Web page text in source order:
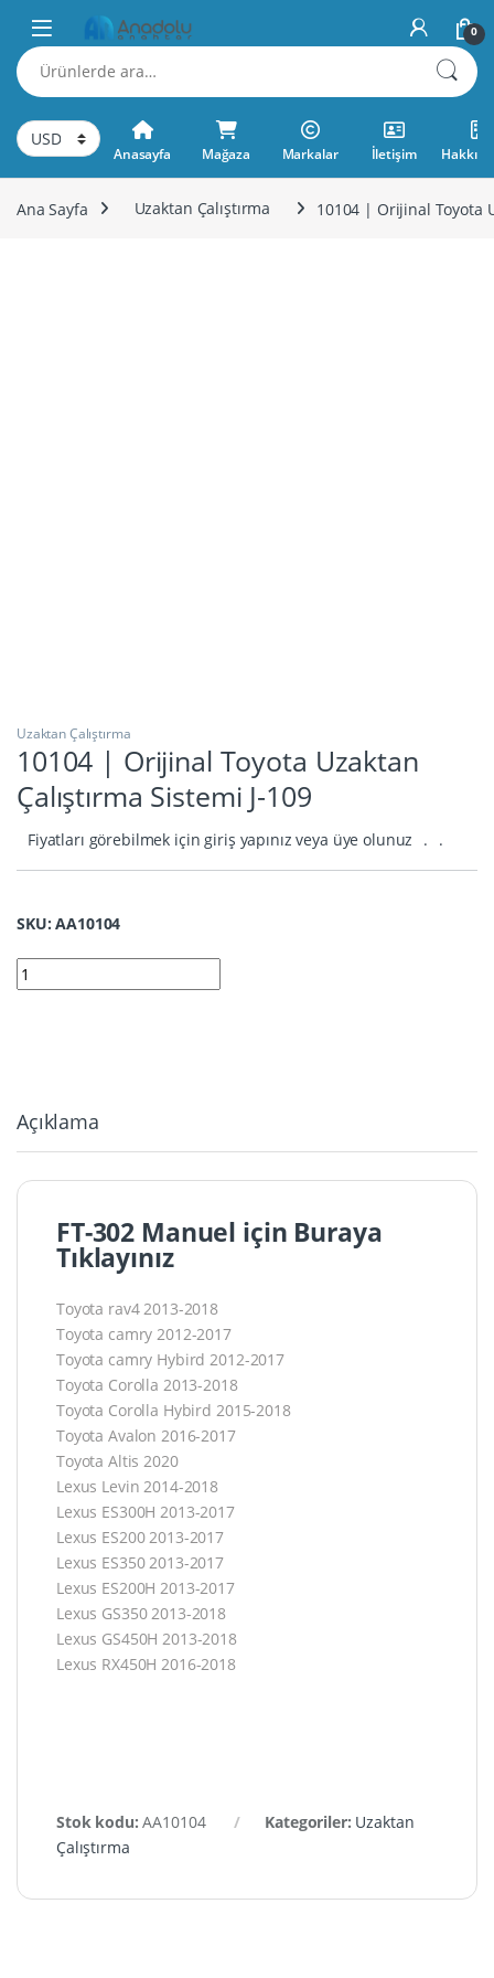
Skip to navigation
Skip to content
0
Ara:
Anasayfa Mağaza Markalar İletişim
Ana Sayfa Uzaktan Çalıştırma 10104 | Orijinal Toyota
Uzaktan Çalıştırma
10104 | Orijinal Toyota Uzaktan
Çalıştırma Sistemi J-109
Fiyatları görebilmek için giriş yapınız veya üye olunuz . .
SKU: AA10104
10104 | Orijinal Toyota Uzaktan Çalıştırma Sistemi J-109
Açıklama
FT-302 Manuel için Buraya
Tıklayınız
Toyota rav4 2013-2018
Toyota camry 2012-2017
Toyota camry Hybird 2012-2017
Toyota Corolla 2013-2018
Toyota Corolla Hybird 2015-2018
Toyota Avalon 2016-2017
Toyota Altis 2020
Lexus Levin 2014-2018
Lexus ES300H 2013-2017
Lexus ES200 2013-2017
Lexus ES350 2013-2017
Lexus ES200H 2013-2017
Lexus GS350 2013-2018
Lexus GS450H 2013-2018
Lexus RX450H 2016-2018
Stok kodu:AA10104 Kategoriler: Uzaktan
Çalıştırma